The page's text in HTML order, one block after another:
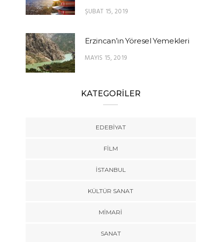
ŞUBAT 15, 2019
Erzincan’ın Yöresel Yemekleri
MAYIS 15, 2019
KATEGORİLER
EDEBIYAT
FILM
İSTANBUL
KÜLTÜR SANAT
MIMARI
SANAT